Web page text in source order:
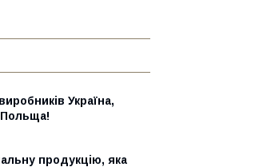
Україна,
продукцію, яка